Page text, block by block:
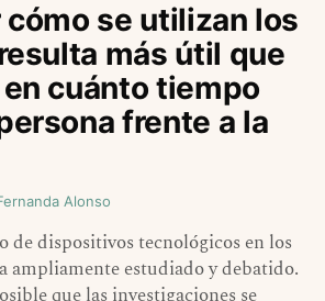
se utilizan los
más útil que
cuánto tiempo
frente a la
Alonso
de dispositivos tecnológicos en los
ampliamente estudiado y debatido.